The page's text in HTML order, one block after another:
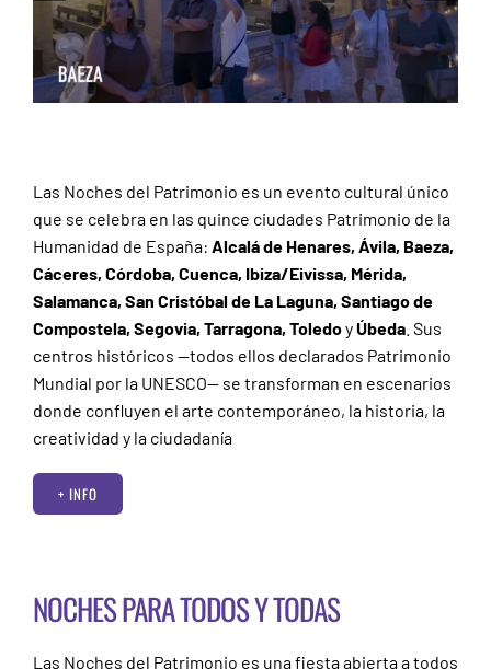
Las Noches del Patrimonio es un evento cultural único
que se celebra en las quince ciudades Patrimonio de la
Humanidad de España: Alcalá de Henares, Ávila, Baeza,
Cáceres, Córdoba, Cuenca, Ibiza/Eivissa, Mérida,
Salamanca, San Cristóbal de La Laguna, Santiago de
Compostela, Segovia, Tarragona, ToledoyÚbeda. Sus
centros históricos —todos ellos declarados Patrimonio
Mundial por la UNESCO— se transforman en escenarios
donde confluyen el arte contemporáneo, la historia, la
creatividad y la ciudadanía
+ INFO
NOCHES PARA TODOS Y TODAS
Las Noches del Patrimonio es una fiesta abierta a todos